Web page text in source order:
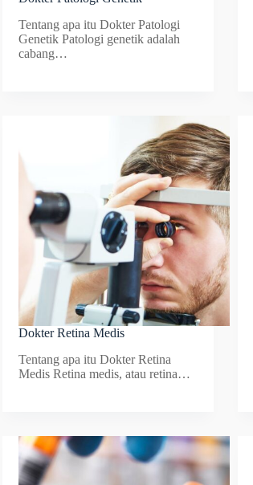
Tentang apa itu Dokter Patologi
Genetik Patologi genetik adalah
cabang…
Dokter Retina Medis
Tentang apa itu Dokter Retina
Medis Retina medis, atau retina…